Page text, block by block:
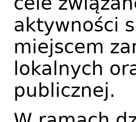
aktywności
miejscem
lokalnych
publicznej.